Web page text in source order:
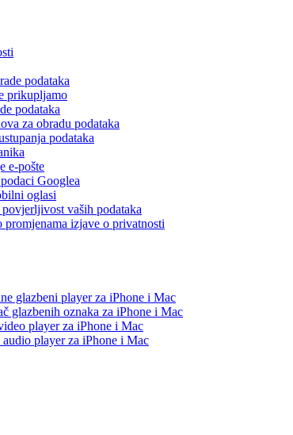
podataka
prikupljamo
podataka
za obradu podataka
podataka
e-pošte
Googlea
oglasi
vaših podataka
promjenama izjave o privatnosti
glazbeni player za iPhone i Mac
glazbenih oznaka za iPhone i Mac
player za iPhone i Mac
player za iPhone i Mac